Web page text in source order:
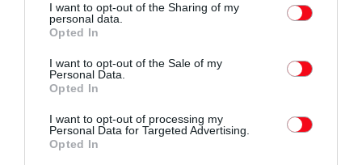
I want to opt-out of the Sharing of my
personal data.
Opted In
I want to opt-out of the Sale of my
Personal Data.
Opted In
I want to opt-out of processing my
Personal Data for Targeted Advertising.
Opted In